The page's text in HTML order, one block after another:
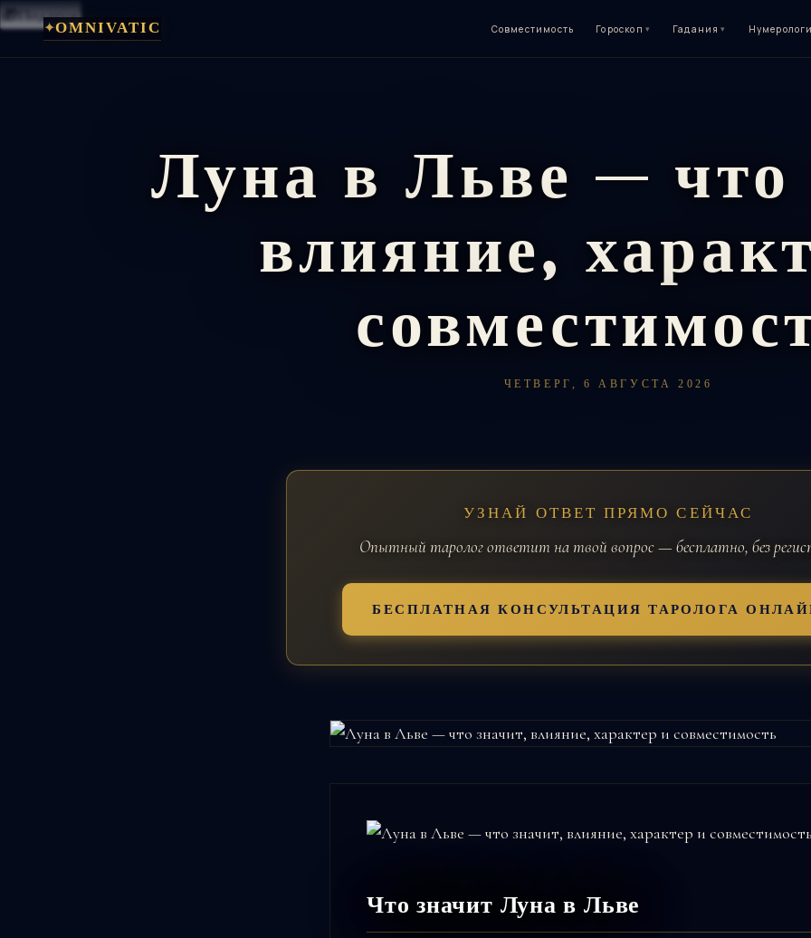
🎁Подарок
Перейти
✦OMNIVATIC Совместимость Гороскоп ▾ Гадания ▾
Луна в Льве — что
влияние,
ЧЕТВЕРГ, 6 АВГУСТА 2026
УЗНАЙ ОТВЕТ ПРЯМО СЕЙЧАС
Опытный таролог ответит на твой вопрос — бесплатно, без
БЕСПЛАТНАЯ КОНСУЛЬТАЦИЯ ТАРОЛОГА
Что значит Луна в Льве